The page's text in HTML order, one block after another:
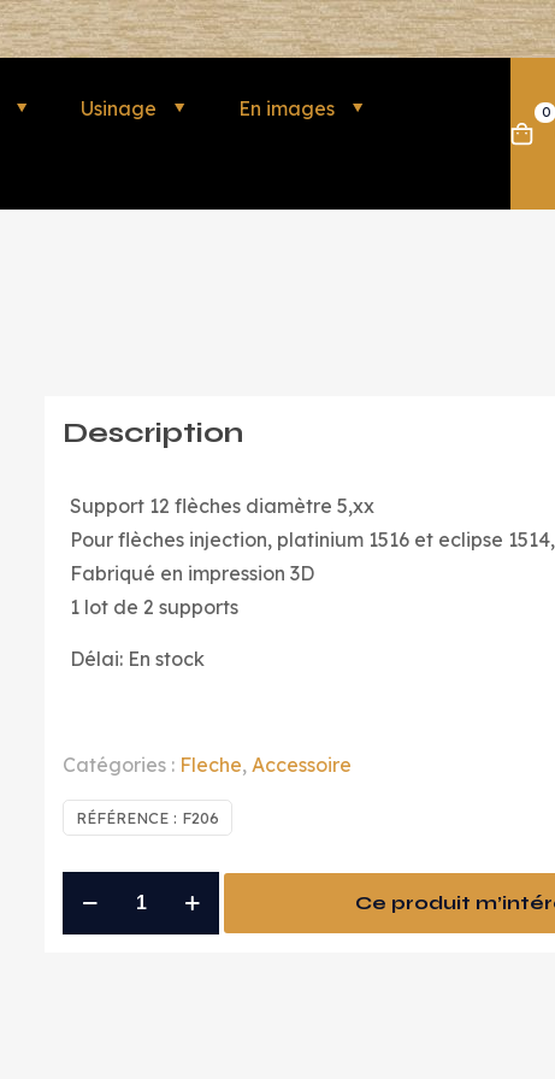
Usinage En images 0
Description
Support 12 flèches diamètre 5,xx
Pour flèches injection, platinium 1516 et eclipse
Fabriqué en impression 3D
1 lot de 2 supports
Délai: En stock
Catégories : Fleche, Accessoire
RÉFÉRENCE : F206
Ce produit